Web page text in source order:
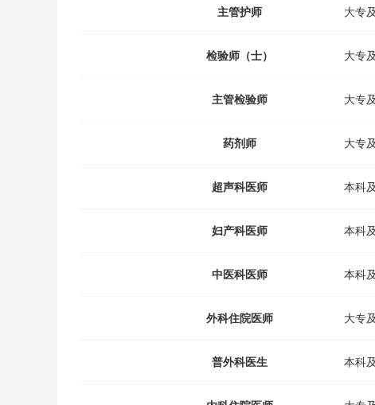
主管护师 大专
检验师（士） 大专
主管检验师 大专
药剂师 大专
超声科医师 本科
妇产科医师 本科
中医科医师 本科
外科住院医师 大专
普外科医生 本科